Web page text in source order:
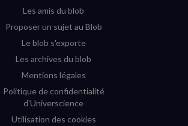
Les amis du blob
Proposer un sujet au Blob
Le blob s'exporte
Les archives du blob
Mentions légales
Politique de confidentialité
d'Universcience
Utilisation des cookies